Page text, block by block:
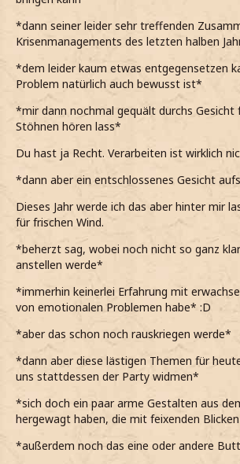
*dann seiner leider sehr treffenden
Krisenmanagements des letzten halben
*dem leider kaum etwas entgegensetzen
Problem natürlich auch bewusst ist*
*mir dann nochmal gequält durchs Gesicht
Stöhnen hören lass*
Du hast ja Recht. Verarbeiten ist wirklich
*dann aber ein entschlossenes Gesicht
Dieses Jahr werde ich das aber hinter mir
für frischen Wind.
*beherzt sag, wobei noch nicht so ganz
anstellen werde*
*immerhin keinerlei Erfahrung mit
von emotionalen Problemen habe* :D
*aber das schon noch rauskriegen werde*
*dann aber diese lästigen Themen für
uns stattdessen der Party widmen*
*sich doch ein paar arme Gestalten aus
hergewagt haben, die mit feixenden
*außerdem noch das eine oder andere